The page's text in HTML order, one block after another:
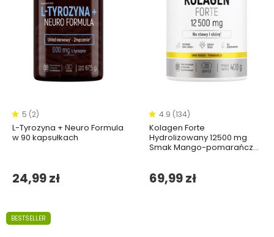
5 (2)
L-Tyrozyna + Neuro Formula
w 90 kapsułkach
24,99 zł
4.9 (134)
Kolagen Forte
Hydrolizowany 12500 mg
Smak Mango-pomarańcza
69,99 zł
BESTSELLER